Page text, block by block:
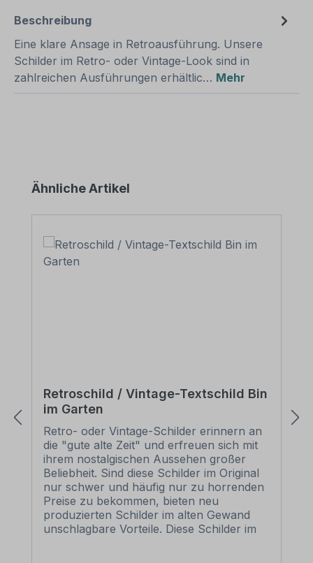
Beschreibung
Eine klare Ansage in Retroausführung. Unsere
Schilder im Retro- oder Vintage-Look sind in
zahlreichen Ausführungen erhältlic… Mehr
Produktgalerie überspringen
Ähnliche Artikel
Retroschild / Vintage-Textschild Bin
im Garten
Retro- oder Vintage-Schilder erinnern an
die "gute alte Zeit" und erfreuen sich mit
ihrem nostalgischen Aussehen großer
Beliebheit. Sind diese Schilder im Original
nur schwer und häufig nur zu horrenden
Preise zu bekommen, bieten neu
produzierten Schilder im alten Gewand
unschlagbare Vorteile. Diese Schilder im